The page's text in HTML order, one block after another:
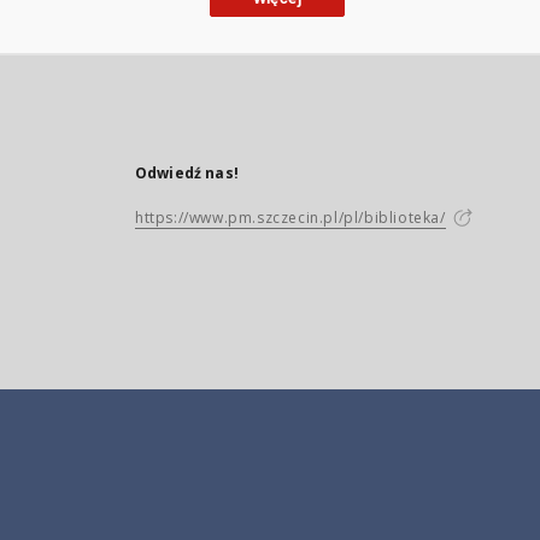
Odwiedź nas!
https://www.pm.szczecin.pl/pl/biblioteka/